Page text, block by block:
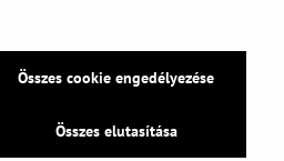
Összes cookie engedélyezése
Összes elutasítása